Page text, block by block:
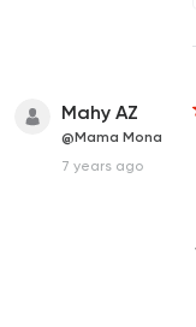
Mahy AZ
@Mama Mona
7 years ago